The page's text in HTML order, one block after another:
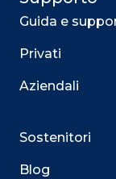
Guida e
Privati
Aziendali
Sostenitori
Blog